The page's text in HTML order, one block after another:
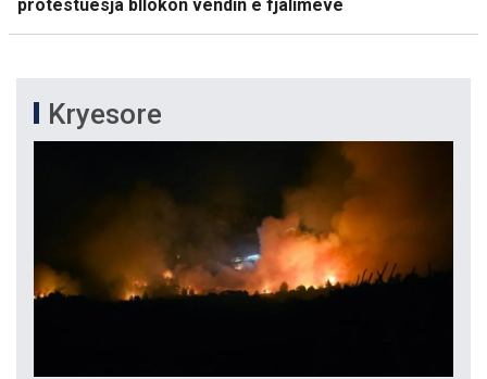
protestuesja bllokon vendin e fjalimeve
Kryesore